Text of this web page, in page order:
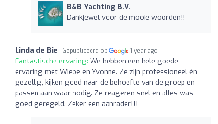
B&B Yachting B.V.
Dankjewel voor de mooie woorden!!
Linda de Bie Gepubliceerd op 1 year ago
Fantastische ervaring: We hebben een hele goede
ervaring met Wiebe en Yvonne. Ze zijn professioneel én
gezellig, kijken goed naar de behoefte van de groep en
passen aan waar nodig. Ze reageren snel en alles was
goed geregeld. Zeker een aanrader!!!